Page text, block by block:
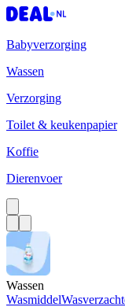
Babyverzorging
Wassen
Verzorging
Toilet & keukenpapier
Koffie
Dierenvoer
Wassen
Wasmiddel